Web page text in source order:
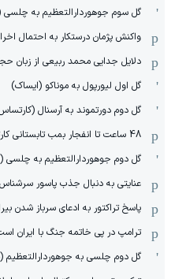
گل سوم جوهوردارالتعظیم به چلسی
واکنش پژمان درستکار به احتمال
دلایل جدایی محمد ربیعی از زبان
گل اول لیورپول به موناکو (ایساک)
گل دوم دورتموند به آرسنال
48 ساعت تا انفجار بمب تابستانی کارتال!
گل دوم جوهوردارالتعظیم به چلسی
عنایتی به دنبال جذب پاسور
پاسخ تراکتور به ادعای سرباز شدن
ترامپ در پی خاتمه جنگ با ایران
گل دوم چلسی به جوهوردارالتعظیم